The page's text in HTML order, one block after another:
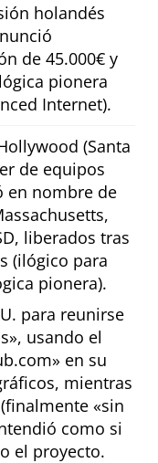
holandés
de 45.000€ y
pionera
Internet).
(Santa
de equipos
en nombre de
liberados tras
(ilógico para
pionera).
para reunirse
, usando el
en su
mientras
sin
como si
el proyecto.